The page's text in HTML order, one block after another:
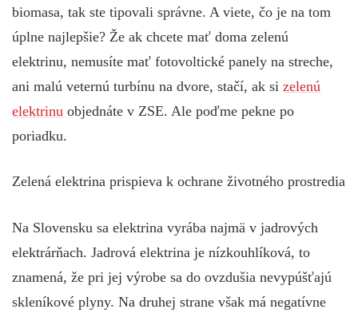
biomasa, tak ste tipovali správne. A viete, čo je na tom
úplne najlepšie? Že ak chcete mať doma zelenú
elektrinu, nemusíte mať fotovoltické panely na streche,
ani malú veternú turbínu na dvore, stačí, ak si zelenú
elektrinu objednáte v ZSE. Ale poďme pekne po
poriadku.
Zelená elektrina prispieva k ochrane životného prostredia
Na Slovensku sa elektrina vyrába najmä v jadrových
elektrárňach. Jadrová elektrina je nízkouhlíková, to
znamená, že pri jej výrobe sa do ovzdušia nevypúšťajú
skleníkové plyny. Na druhej strane však má negatívne